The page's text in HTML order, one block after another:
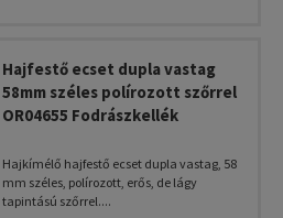
Hajfestő ecset dupla vastag
58mm széles polírozott szőrrel
OR04655 Fodrászkellék
Hajkímélő hajfestő ecset dupla vastag, 58
mm széles, polírozott, erős, de lágy
tapintású szőrrel....